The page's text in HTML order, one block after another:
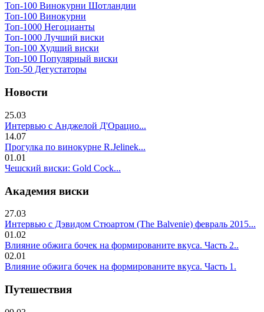
Топ-100 Винокурни Шотландии
Топ-100 Винокурни
Топ-1000 Негоцианты
Топ-1000 Лучший виски
Топ-100 Худший виски
Топ-100 Популярный виски
Топ-50 Дегустаторы
Новости
25.03
Интервью с Анджелой Д'Орацио...
14.07
Прогулка по винокурне R.Jelinek...
01.01
Чешский виски: Gold Cock...
Академия виски
27.03
Интервью с Дэвидом Стюартом (The Balvenie) февраль 2015...
01.02
Влияние обжига бочек на формированите вкуса. Часть 2..
02.01
Влияние обжига бочек на формированите вкуса. Часть 1.
Путешествия